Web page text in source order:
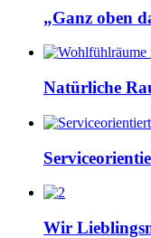
„Ganz oben
Natürliche
Wir